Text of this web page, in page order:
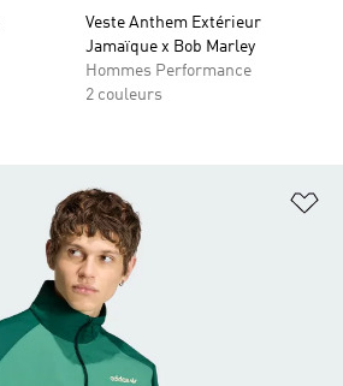
Veste Anthem Extérieur
Jamaïque x Bob Marley
Hommes Performance
2 couleurs